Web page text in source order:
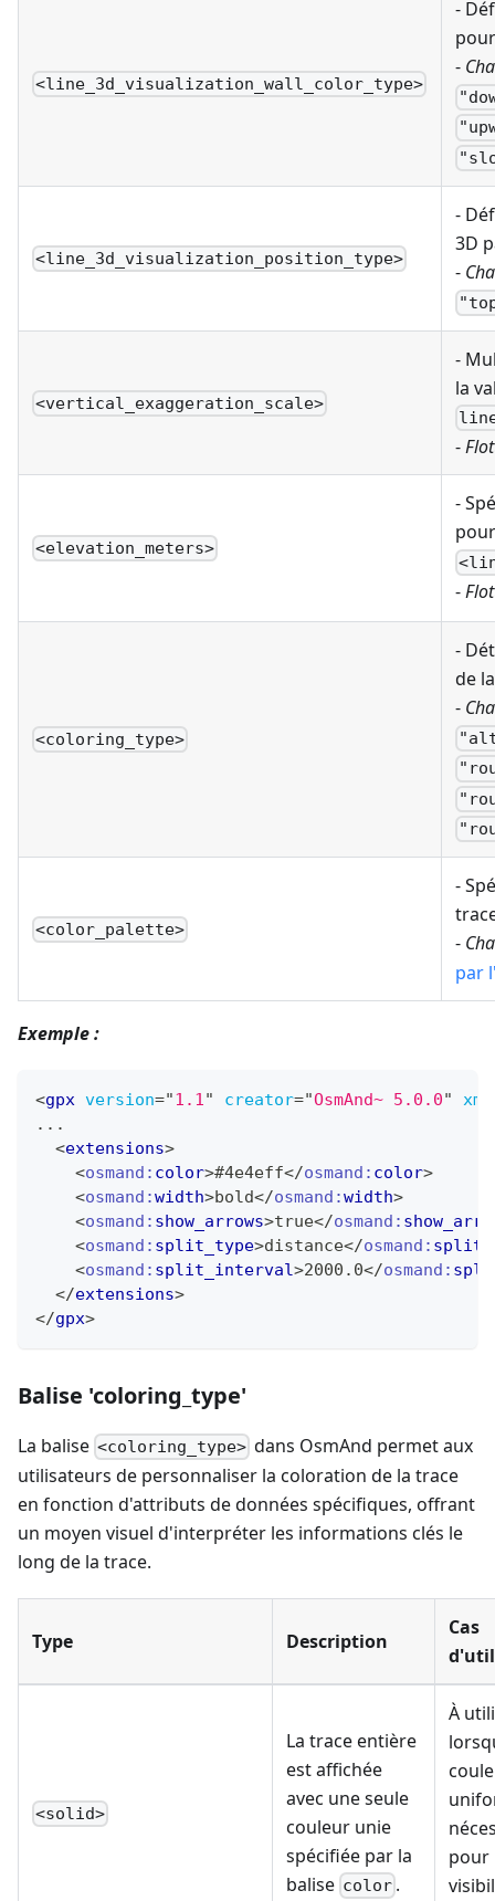
<line_3d_visualization_wall_color_type>
-
-
<line_3d_visualization_position_type>
-
3D
-
<vertical_exaggeration_scale>
-
la
-
<elevation_meters>
-
-
<coloring_type>
-
de
-
<color_palette>
-
-
par
Exemple :
<gpx version="1.1" creator="OsmAnd~ 5.0.0"
...
<extensions>
<osmand: color>#4e4eff</osmand: color>
<osmand:width>bold</osmand:width>
<osmand: show_arrows>true</osmand:
<osmand: split_type>distance</osmand:
<osmand: split_interval>2000.0</osmand:
</extensions>
</gpx>
Balise 'coloring_type'
La balise <coloring_type> dans OsmAnd permet aux
utilisateurs de personnaliser la coloration de la trace
en fonction d'attributs de données spécifiques, offrant
un moyen visuel d'interpréter les informations clés le
long de la trace.
Type Description
Cas
<solid>
La trace entière
est affichée
avec une seule
couleur unie
spécifiée par la
balise color .
À
pour